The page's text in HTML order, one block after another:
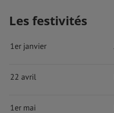
Les festivités
1er janvier
22 avril
1er mai